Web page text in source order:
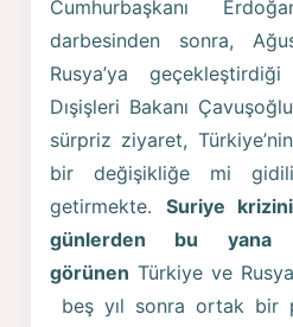
Cumhurbaşkanı
darbesinden sonra,
Rusya’ya
Dışişleri Bakanı
sürpriz ziyaret,
bir değişikliğe mi
getirmekte. Suriye
günlerden bu yana
görünen Türkiye ve
beş yıl sonra ortak bir